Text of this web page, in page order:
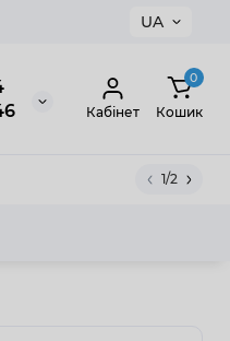
UA
Кабінет
0
Кошик
1/2